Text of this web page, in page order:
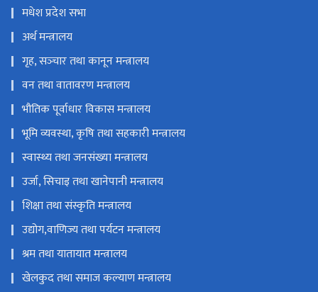
मधेश प्रदेश सभा
अर्थ मन्त्रालय
गृह, सञ्‍चार तथा कानून मन्त्रालय
वन तथा वातावरण मन्त्रालय
भौतिक पूर्वाधार विकास मन्त्रालय
भूमि व्यवस्था, कृषि तथा सहकारी मन्त्रालय
स्वास्थ्य तथा जनसंख्या मन्त्रालय
उर्जा, सिचाइ तथा खानेपानी मन्त्रालय
शिक्षा तथा संस्कृति मन्त्रालय
उद्योग,वाणिज्य तथा पर्यटन मन्त्रालय
श्रम तथा यातायात मन्त्रालय
खेलकुद तथा समाज कल्याण मन्त्रालय